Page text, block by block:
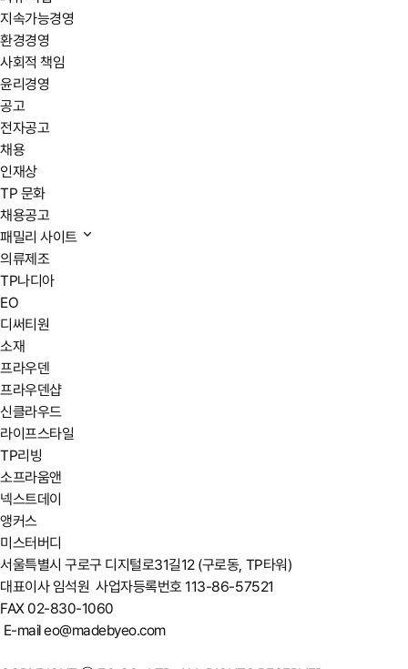
지속가능경영
환경경영
사회적 책임
윤리경영
공고
전자공고
채용
인재상
TP 문화
채용공고
패밀리 사이트
의류제조
TP나디아
EO
디써티원
소재
프라우덴
프라우덴샵
신클라우드
라이프스타일
TP리빙
소프라움앤
넥스트데이
앵커스
미스터버디
서울특별시 구로구 디지털로31길12 (구로동, TP타워)
대표이사 임석원 사업자등록번호 113-86-57521
FAX 02-830-1060
E-mail eo@madebyeo.com